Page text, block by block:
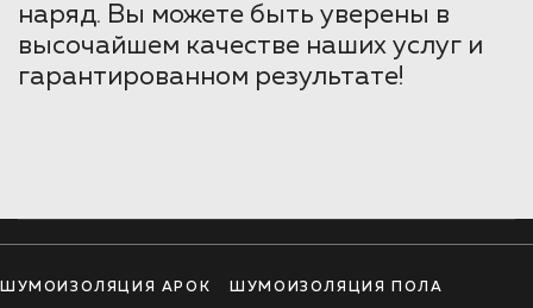
наряд. Вы можете быть уверены в
высочайшем качестве наших услуг и
гарантированном результате!
ШУМОИЗОЛЯЦИЯ АРОК ШУМОИЗОЛЯЦИЯ ПОЛА